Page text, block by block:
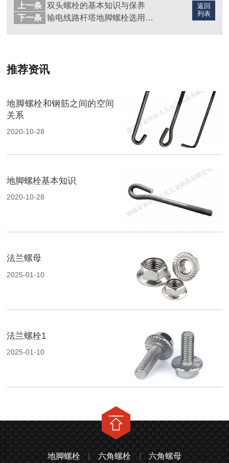
返回
列表
上一条
双头螺栓的基本知识与保养
下一条
输电线路杆塔地脚螺栓选用注意事项
推荐资讯
地脚螺栓和钢筋之间的空间
关系
2020-10-28
地脚螺栓基本知识
2020-10-28
法兰螺母
2025-01-10
法兰螺栓1
2025-01-10
地脚螺栓 六角螺栓 六角螺母